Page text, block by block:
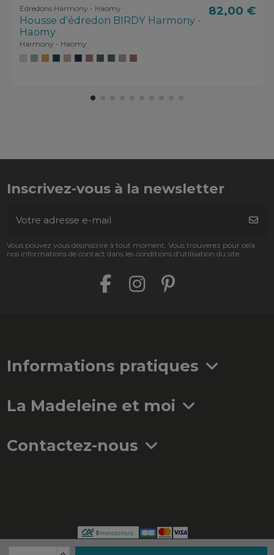
Edredons Harmony - Haomy
Housse d'édredon BIRDY Harmony -
Haomy
Harmony - Haomy
82,00 €
Inscrivez-vous à la newsletter
Vous pouvez vous désinscrire à tout moment. Vous trouverez pour cela
nos informations de contact dans les conditions d'utilisation du site.
Informations pratiques
La Madeleine et moi
Contactez-nous